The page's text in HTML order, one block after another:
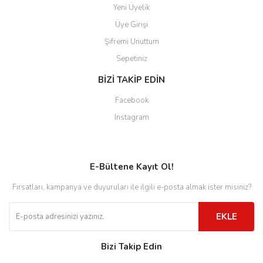
Yeni Üyelik
Üye Girişi
Şifremi Unuttum
Sepetiniz
BİZİ TAKİP EDİN
Facebook
Instagram
E-Bültene Kayıt Ol!
Fırsatları, kampanya ve duyuruları ile ilgili e-posta almak ister misiniz?
EKLE
Bizi Takip Edin